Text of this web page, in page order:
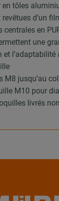
en tôles
d’un
centrales en
une
et
M8 jusqu’au
M10 pour
livrés